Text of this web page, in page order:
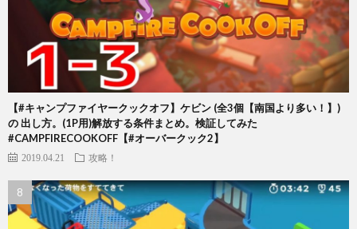
【#キャンプファイヤークックオフ】ケビン (全3個【南国より多い！】)
の 出し方。(1P用)解放する条件まとめ。検証してみた
#CAMPFIRECOOKOFF【#オーバークック2】
2019.04.21 攻略！